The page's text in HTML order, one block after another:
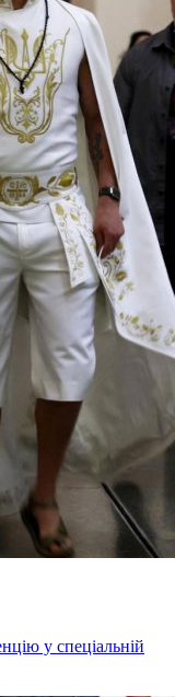
у спеціальній